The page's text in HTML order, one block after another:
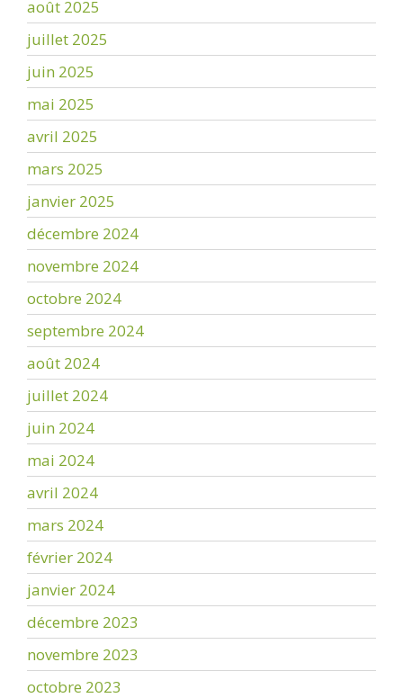
août 2025
juillet 2025
juin 2025
mai 2025
avril 2025
mars 2025
janvier 2025
décembre 2024
novembre 2024
octobre 2024
septembre 2024
août 2024
juillet 2024
juin 2024
mai 2024
avril 2024
mars 2024
février 2024
janvier 2024
décembre 2023
novembre 2023
octobre 2023